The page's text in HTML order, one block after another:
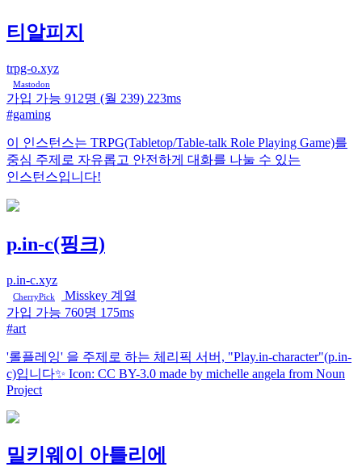
티알피지
trpg-o.xyz
Mastodon
가입 가능 912명 (월 239) 223ms
#gaming
이 인스턴스는 TRPG(Tabletop/Table-talk Role Playing Game)를
중심 주제로 자유롭고 안전하게 대화를 나눌 수 있는
인스턴스입니다!
p.in-c(핑크)
p.in-c.xyz
CherryPick
Misskey 계열
가입 가능 760명 175ms
#art
'롤플레잉' 을 주제로 하는 체리픽 서버, "Play.in-character"(p.in-
c)입니다✨ Icon: CC BY-3.0 made by michelle angela from Noun
Project
밀키웨이 아틀리에